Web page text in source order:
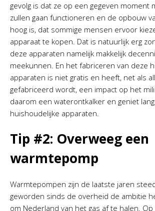
gevolg is dat ze op een gegeven moment
zullen gaan functioneren en de opbouw
hoog is, dat sommige mensen ervoor
apparaat te kopen. Dat is natuurlijk erg
deze apparaten namelijk makkelijk
meekunnen. En het fabriceren van deze
apparaten is niet gratis en heeft, net als
gefabriceerd wordt, een impact op het
daarom een waterontkalker en geniet
huishoudelijke apparaten.
Tip #2: Overweeg een
warmtepomp
Warmtepompen zijn de laatste jaren
geworden sinds de overheid de ambitie
om Nederland van het gas af te halen.